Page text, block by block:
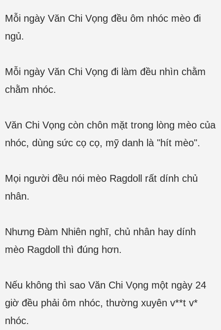
Mỗi ngày Văn Chi Vọng đều ôm nhóc mèo đi
ngủ.
Mỗi ngày Văn Chi Vọng đi làm đều nhìn chằm
chằm nhóc.
Văn Chi Vọng còn chôn mặt trong lòng mèo của
nhóc, dùng sức cọ cọ, mỹ danh là "hít mèo".
Mọi người đều nói mèo Ragdoll rất dính chủ
nhân.
Nhưng Đàm Nhiên nghĩ, chủ nhân hay dính
mèo Ragdoll thì đúng hơn.
Nếu không thì sao Văn Chi Vọng một ngày 24
giờ đều phải ôm nhóc, thường xuyên v**t v*
nhóc.